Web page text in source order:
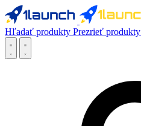
Hľadať produkty Prezrieť produkty